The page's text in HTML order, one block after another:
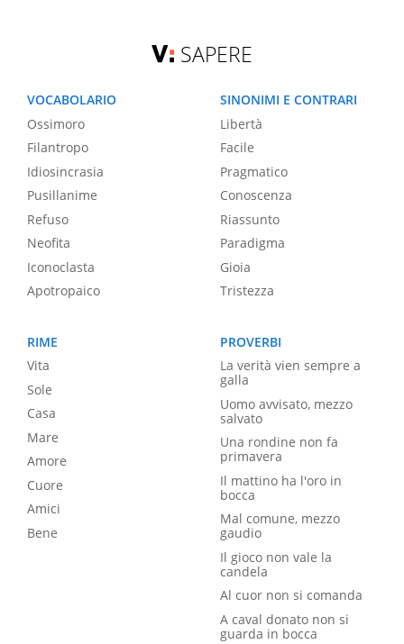
SAPERE
VOCABOLARIO
Ossimoro
Filantropo
Idiosincrasia
Pusillanime
Refuso
Neofita
Iconoclasta
Apotropaico
SINONIMI E CONTRARI
Libertà
Facile
Pragmatico
Conoscenza
Riassunto
Paradigma
Gioia
Tristezza
RIME
Vita
Sole
Casa
Mare
Amore
Cuore
Amici
Bene
PROVERBI
La verità vien sempre a
galla
Uomo avvisato, mezzo
salvato
Una rondine non fa
primavera
Il mattino ha l'oro in
bocca
Mal comune, mezzo
gaudio
Il gioco non vale la
candela
Al cuor non si comanda
A caval donato non si
guarda in bocca